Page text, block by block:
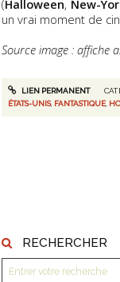
(Halloween, New-
un vrai moment de
Source image : affiche
LIEN PERMANENT
ÉTATS-UNIS, FANTASTIQUE,
RECHERCHER